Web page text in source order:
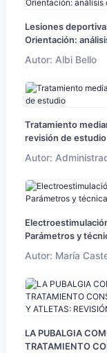
Lesiones
Orientación:
Autor: Albi Bello
Tratamiento
revisión de estudio
Autor:
Parámetros y
Autor: María
LA PUBALGIA
TRATAMIENTO